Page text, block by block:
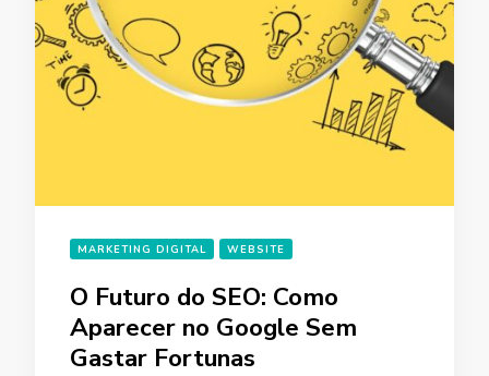
MARKETING DIGITAL WEBSITE
O Futuro do SEO: Como
Aparecer no Google Sem
Gastar Fortunas